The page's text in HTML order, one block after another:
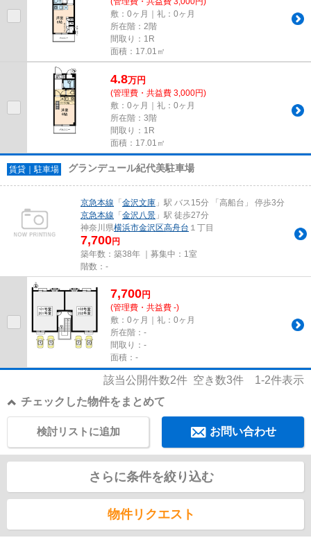
敷：0ヶ月｜礼：0ヶ月
所在階：2階
間取り：1R
面積：17.01㎡
4.8万円
(管理費・共益費 3,000円)
敷：0ヶ月｜礼：0ヶ月
所在階：3階
間取り：1R
面積：17.01㎡
賃貸｜駐車場 グランデュール紀代美駐車場
京急本線 「 金沢文庫 」駅 バス15分 「高船台」 停歩3分
京急本線 「 金沢八景 」駅 徒歩27分
神奈川県横浜市金沢区高舟台 １丁目
7,700円
築年数：築38年 ｜募集中： 1室
階数：-
7,700円
(管理費・共益費 -)
敷：0ヶ月｜礼：0ヶ月
所在階：-
間取り：-
面積：-
該当公開件数2件 空き数3件 1-2件表示
チェックした物件をまとめて
お問い合わせ
検討リストに追加
さらに条件を絞り込む
物件リクエスト